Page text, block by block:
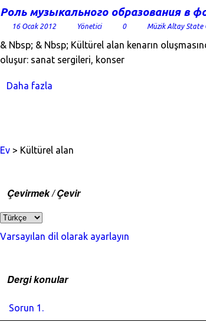
Роль музыкального образования в
16 Ocak 2012 Yönetici 0 Müzik Altay State
& Nbsp; & Nbsp; Kültürel alan kenarın
oluşur: sanat sergileri, konser
Daha fazla
Ev > Kültürel alan
Çevirmek / Çevir
Varsayılan dil olarak ayarlayın
Dergi konular
Sorun 1.